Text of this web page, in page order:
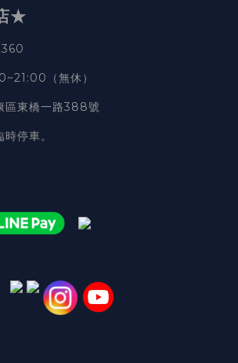
★
（無休）
區東橋一路388號
停車。